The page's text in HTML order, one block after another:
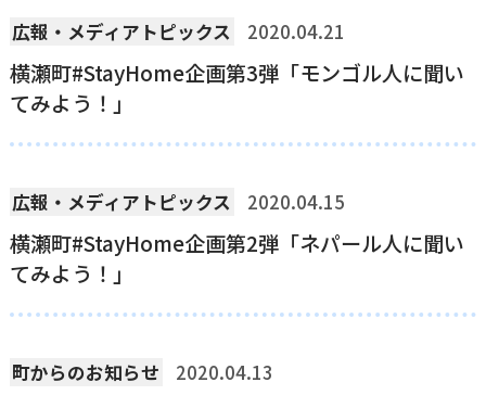
横瀬町（町長） へのご意見等
横瀬町公式note
暮らしの便利帳「わかる」
メニューを閉じる
広報・メディアトピックス 2020.04.21
横瀬町#StayHome企画第3弾「モンゴル人に聞い
てみよう！」
広報・メディアトピックス 2020.04.15
横瀬町#StayHome企画第2弾「ネパール人に聞い
てみよう！」
町からのお知らせ 2020.04.13